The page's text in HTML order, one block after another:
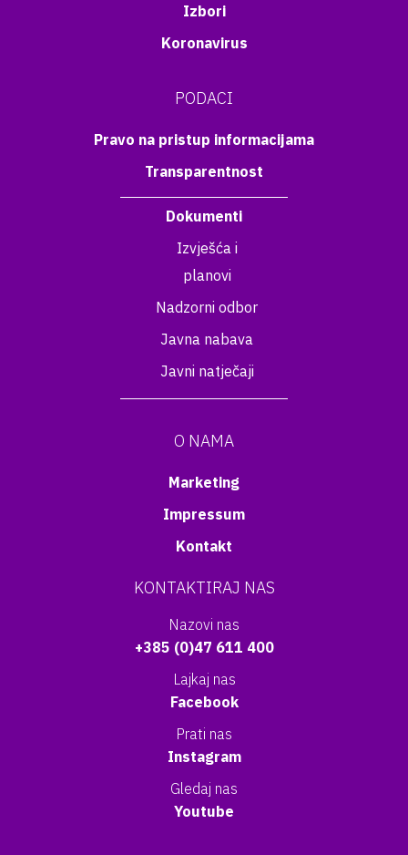
Izbori
Koronavirus
PODACI
Pravo na pristup informacijama
Transparentnost
Dokumenti
Izvješća i
planovi
Nadzorni odbor
Javna nabava
Javni natječaji
O NAMA
Marketing
Impressum
Kontakt
KONTAKTIRAJ NAS
Nazovi nas
+385 (0)47 611 400
Lajkaj nas
Facebook
Prati nas
Instagram
Gledaj nas
Youtube